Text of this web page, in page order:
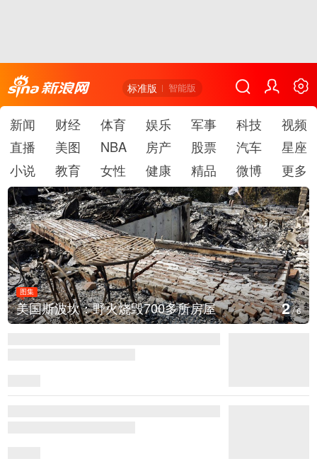
标准版 智能版
新闻 财经 体育 娱乐 军事 科技
视频
直播
美图 NBA 房产 股票 汽车
星座
小说
教育 女性 健康 精品 微博 更多
烧毁700多所房屋
图集
叙利亚：大马士
3/6